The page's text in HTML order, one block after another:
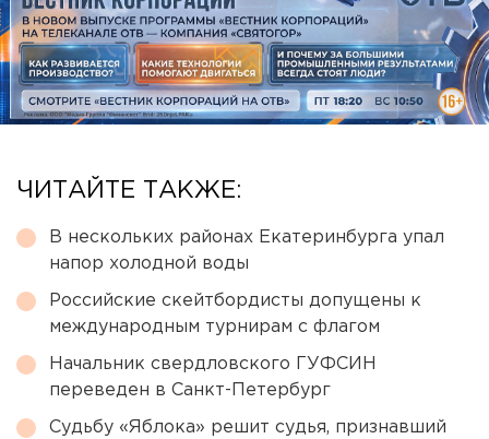
ЧИТАЙТЕ ТАКЖЕ:
В нескольких районах Екатеринбурга упал
напор холодной воды
Российские скейтбордисты допущены к
международным турнирам с флагом
Начальник свердловского ГУФСИН
переведен в Санкт-Петербург
Судьбу «Яблока» решит судья, признавший